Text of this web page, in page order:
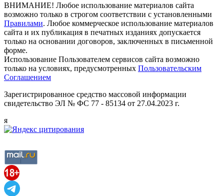
ВНИМАНИЕ! Любое использование материалов сайта
возможно только в строгом соответствии с установленными
Правилами. Любое коммерческое использование материалов
сайта и их публикация в печатных изданиях допускается
только на основании договоров, заключенных в письменной
форме.
Использование Пользователем сервисов сайта возможно
только на условиях, предусмотренных Пользовательским
Соглашением
Зарегистрированное средство массовой информации
свидетельство ЭЛ № ФС 77 - 85134 от 27.04.2023 г.
я